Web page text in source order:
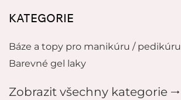
KATEGORIE
Báze a topy pro manikúru / pedikúru
Barevné gel laky
Zobrazit všechny kategorie 🠂